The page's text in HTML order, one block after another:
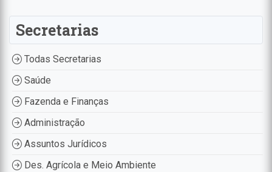
Secretarias
Todas Secretarias
Saúde
Fazenda e Finanças
Administração
Assuntos Jurídicos
Des. Agrícola e Meio Ambiente